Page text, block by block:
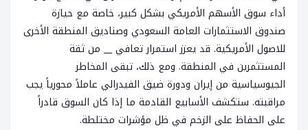
أداء سوق الأسهم الأمريكي بشكل كبير، خاصة مع حيازة
صندوق الاستثمارات العامة السعودي وصناديق المنطقة الأخرى
للاصول الأمريكية. قد يعزز استمرار تعافي __ من ثقة
المستثمرين في المنطقة. ومع ذلك، تبقى المخاطر
الجيوسياسية من إيران ودورة ضيق الفيدرالي عاملاً محورياً يجب
مراقبته. ستكشف الأسابيع القادمة ما إذا كان السوق قادراً
على الحفاظ على الزخم في ظل مؤشرات مختلطة.